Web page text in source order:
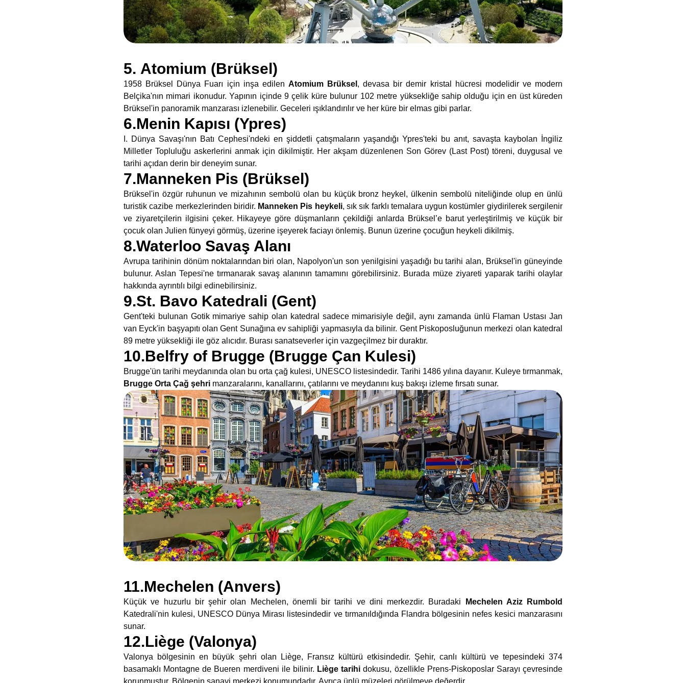
5. Atomium (Brüksel)
1958 Brüksel Dünya Fuarı için inşa edilen Atomium Brüksel , devasa bir demir kristal hücresi modelidir ve modern
Belçika'nın mimari ikonudur. Yapının içinde 9 çelik küre bulunur 102 metre yüksekliğe sahip olduğu için en üst küreden
Brüksel'in panoramik manzarası izlenebilir. Geceleri ışıklandırılır ve her küre bir elmas gibi parlar.
6.Menin Kapısı (Ypres)
I. Dünya Savaşı'nın Batı Cephesi'ndeki en şiddetli çatışmaların yaşandığı Ypres'teki bu anıt, savaşta kaybolan İngiliz
Milletler Topluluğu askerlerini anmak için dikilmiştir. Her akşam düzenlenen Son Görev (Last Post) töreni, duygusal ve
tarihi açıdan derin bir deneyim sunar.
7.Manneken Pis (Brüksel)
Brüksel'in özgür ruhunun ve mizahının sembolü olan bu küçük bronz heykel, ülkenin sembolü niteliğinde olup en ünlü
turistik cazibe merkezlerinden biridir. Manneken Pis heykeli, sık sık farklı temalara uygun kostümler giydirilerek sergilenir
ve ziyaretçilerin ilgisini çeker. Hikayeye göre düşmanların çekildiği anlarda Brüksel’e barut yerleştirilmiş ve küçük bir
çocuk olan Julien fünyeyi görmüş, üzerine işeyerek faciayı önlemiş. Bunun üzerine çocuğun heykeli dikilmiş.
8.Waterloo Savaş Alanı
Avrupa tarihinin dönüm noktalarından biri olan, Napolyon'un son yenilgisini yaşadığı bu tarihi alan, Brüksel'in güneyinde
bulunur. Aslan Tepesi'ne tırmanarak savaş alanının tamamını görebilirsiniz. Burada müze ziyareti yaparak tarihi olaylar
hakkında ayrıntılı bilgi edinebilirsiniz.
9.St. Bavo Katedrali (Gent)
Gent'teki bulunan Gotik mimariye sahip olan katedral sadece mimarisiyle değil, aynı zamanda ünlü Flaman Ustası Jan
van Eyck'in başyapıtı olan Gent Sunağına ev sahipliği yapmasıyla da bilinir. Gent Piskoposluğunun merkezi olan katedral
89 metre yüksekliği ile göz alıcıdır. Burası sanatseverler için vazgeçilmez bir duraktır.
10.Belfry of Brugge (Brugge Çan Kulesi)
Brugge'ün tarihi meydanında olan bu orta çağ kulesi, UNESCO listesindedir. Tarihi 1486 yılına dayanır. Kuleye tırmanmak,
Brugge Orta Çağ şehri manzaralarını, kanallarını, çatılarını ve meydanını kuş bakışı izleme fırsatı sunar.
11.Mechelen (Anvers)
Küçük ve huzurlu bir şehir olan Mechelen, önemli bir tarihi ve dini merkezdir. Buradaki
Mechelen Aziz Rumbold
Katedrali'nin kulesi, UNESCO Dünya Mirası listesindedir ve tırmanıldığında Flandra bölgesinin nefes kesici manzarasını
sunar.
12.Liège (Valonya)
Valonya bölgesinin en büyük şehri olan Liège, Fransız kültürü etkisindedir. Şehir, canlı kültürü ve tepesindeki 374
basamaklı Montagne de Bueren merdiveni ile bilinir. Liège tarihi dokusu, özellikle Prens-Piskoposlar Sarayı çevresinde
korunmuştur. Bölgenin sanayi merkezi konumundadır. Ayrıca ünlü müzeleri görülmeye değerdir.